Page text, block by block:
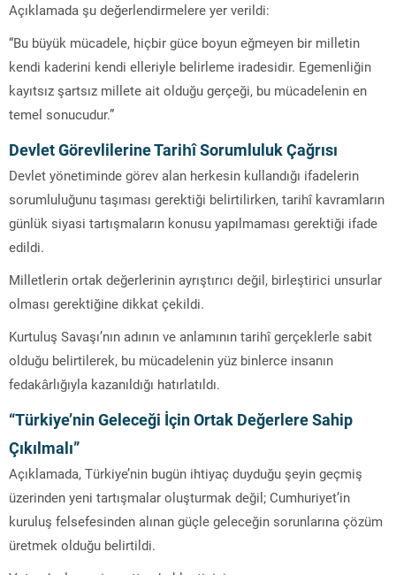
Açıklamada şu değerlendirmelere yer verildi:
“Bu büyük mücadele, hiçbir güce boyun eğmeyen bir milletin
kendi kaderini kendi elleriyle belirleme iradesidir. Egemenliğin
kayıtsız şartsız millete ait olduğu gerçeği, bu mücadelenin en
temel sonucudur.”
Devlet Görevlilerine Tarihî Sorumluluk Çağrısı
Devlet yönetiminde görev alan herkesin kullandığı ifadelerin
sorumluluğunu taşıması gerektiği belirtilirken, tarihî kavramların
günlük siyasi tartışmaların konusu yapılmaması gerektiği ifade
edildi.
Milletlerin ortak değerlerinin ayrıştırıcı değil, birleştirici unsurlar
olması gerektiğine dikkat çekildi.
Kurtuluş Savaşı’nın adının ve anlamının tarihî gerçeklerle sabit
olduğu belirtilerek, bu mücadelenin yüz binlerce insanın
fedakârlığıyla kazanıldığı hatırlatıldı.
“Türkiye’nin Geleceği İçin Ortak Değerlere Sahip
Çıkılmalı”
Açıklamada, Türkiye’nin bugün ihtiyaç duyduğu şeyin geçmiş
üzerinden yeni tartışmalar oluşturmak değil; Cumhuriyet’in
kuruluş felsefesinden alınan güçle geleceğin sorunlarına çözüm
üretmek olduğu belirtildi.